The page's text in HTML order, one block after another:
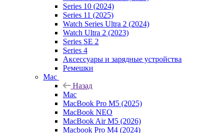
Series 10 (2024)
Series 11 (2025)
Watch Series Ultra 2 (2024)
Watch Ultra 2 (2023)
Series SE 2
Series 4
Аксессуары и зарядные устройства
Ремешки
Mac
Назад
Mac
MacBook Pro M5 (2025)
MacBook NEO
MacBook Air M5 (2026)
Macbook Pro M4 (2024)